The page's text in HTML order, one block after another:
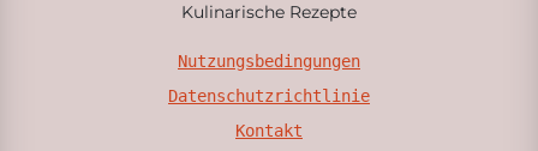
Kulinarische Rezepte
Nutzungsbedingungen
Datenschutzrichtlinie
Kontakt